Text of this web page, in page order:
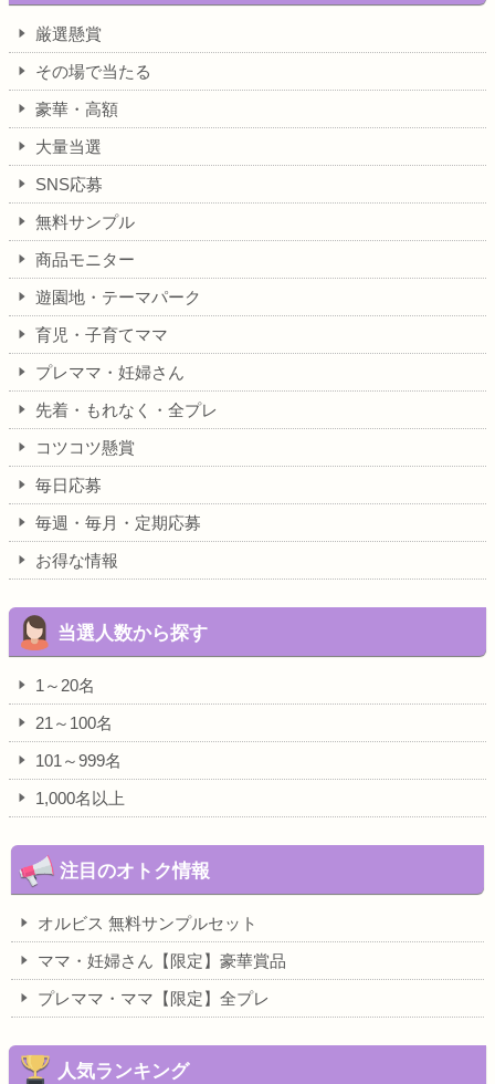
厳選懸賞
その場で当たる
豪華・高額
大量当選
SNS応募
無料サンプル
商品モニター
遊園地・テーマパーク
育児・子育てママ
プレママ・妊婦さん
先着・もれなく・全プレ
コツコツ懸賞
毎日応募
毎週・毎月・定期応募
お得な情報
当選人数から探す
1～20名
21～100名
101～999名
1,000名以上
注目のオトク情報
オルビス 無料サンプルセット
ママ・妊婦さん【限定】豪華賞品
プレママ・ママ【限定】全プレ
人気ランキング